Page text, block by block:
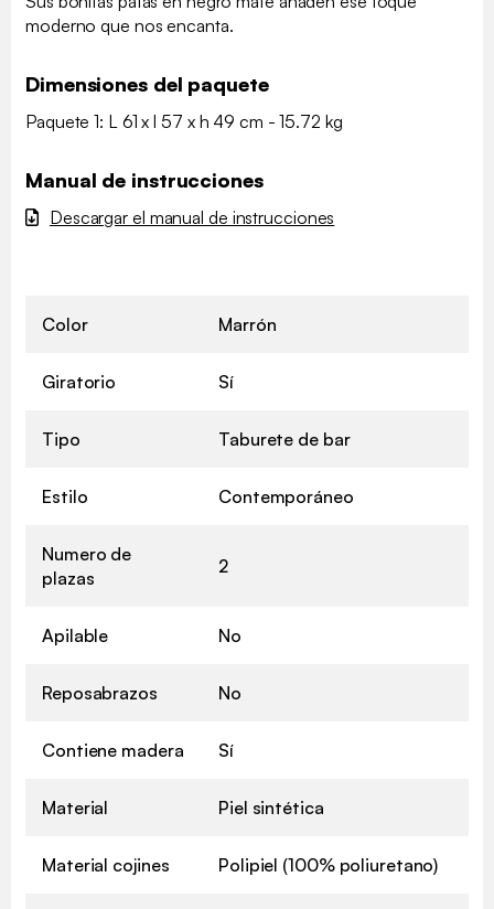
moderno que nos encanta.
Dimensiones del paquete
Paquete 1: L 61 x l 57 x h 49 cm - 15.72 kg
Manual de instrucciones
Descargar el manual de instrucciones
Color Marrón
Giratorio Sí
Tipo Taburete de bar
Estilo Contemporáneo
Numero de
plazas
2
Apilable No
Reposabrazos No
Contiene madera Sí
Material Piel sintética
Material cojines Polipiel (100% poliuretano)